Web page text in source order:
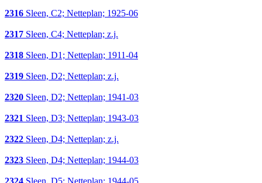
2316 Sleen, C2; Netteplan; 1925-06
2317 Sleen, C4; Netteplan; z.j.
2318 Sleen, D1; Netteplan; 1911-04
2319 Sleen, D2; Netteplan; z.j.
2320 Sleen, D2; Netteplan; 1941-03
2321 Sleen, D3; Netteplan; 1943-03
2322 Sleen, D4; Netteplan; z.j.
2323 Sleen, D4; Netteplan; 1944-03